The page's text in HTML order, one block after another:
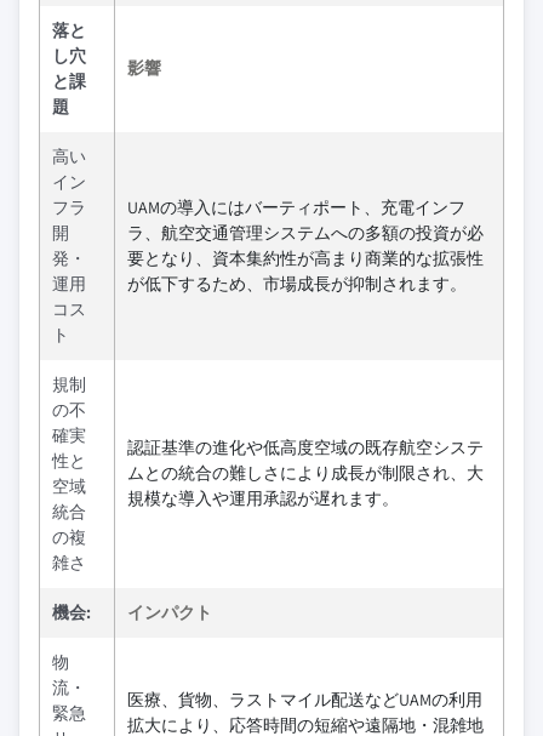
落と
し穴
と課
題
影響
高い
イン
フラ
開
発・
運用
コス
ト
UAMの導入にはバーティポート、充電インフ
ラ、航空交通管理システムへの多額の投資が必
要となり、資本集約性が高まり商業的な拡張性
が低下するため、市場成長が抑制されます。
規制
の不
確実
性と
空域
統合
の複
雑さ
認証基準の進化や低高度空域の既存航空システ
ムとの統合の難しさにより成長が制限され、大
規模な導入や運用承認が遅れます。
機会: インパクト
物
流・
緊急
医療、貨物、ラストマイル配送などUAMの利用
拡大により、応答時間の短縮や遠隔地・混雑地